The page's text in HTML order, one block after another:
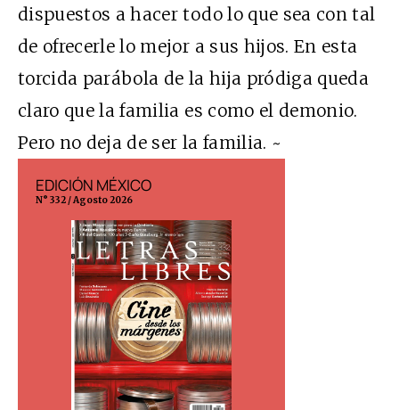
dispuestos a hacer todo lo que sea con tal
de ofrecerle lo mejor a sus hijos. En esta
torcida parábola de la hija pródiga queda
claro que la familia es como el demonio.
Pero no deja de ser la familia. ~
EDICIÓN MÉXICO
N° 332 / Agosto 2026